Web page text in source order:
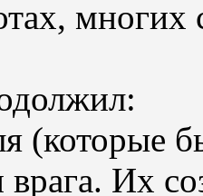
многих
(которые
врага. Их